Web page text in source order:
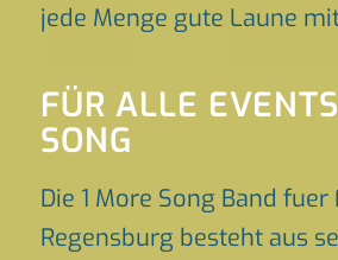
jede Menge gute Laune
FÜR ALLE
SONG
Die 1 More Song Band
Regensburg besteht aus